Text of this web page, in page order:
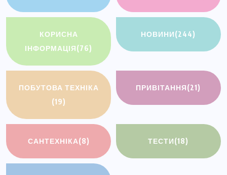
КОРИСНА
ІНФОРМАЦІЯ(76)
НОВИНИ(244)
ПОБУТОВА ТЕХНІКА
(19)
ПРИВІТАННЯ(21)
САНТЕХНІКА(8) ТЕСТИ(18)